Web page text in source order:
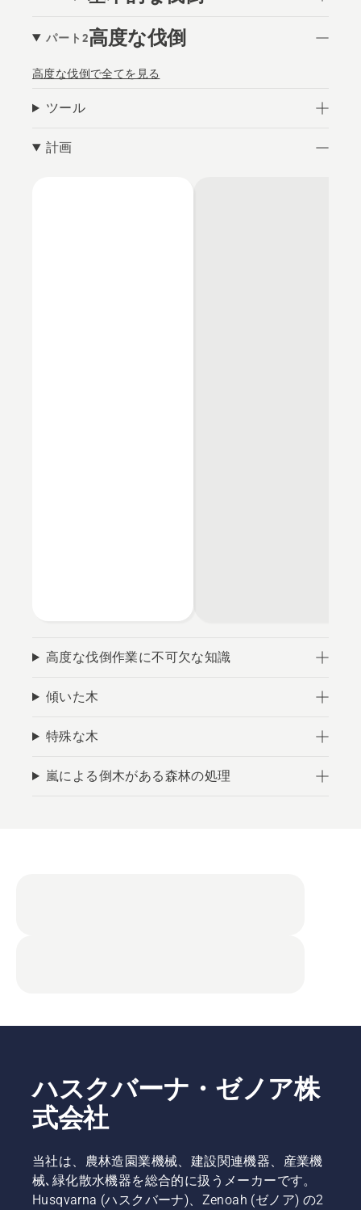
パート2高度な伐倒
高度な伐倒で全てを見る
ツール
計画
高度な伐倒作業に不可欠な知識
傾いた木
特殊な木
嵐による倒木がある森林の処理
ハスクバーナ・ゼノア株
式会社
当社は、農林造園業機械、建設関連機器、産業機
械､緑化散水機器を総合的に扱うメーカーです。
Husqvarna (ハスクバーナ)、Zenoah (ゼノア) の2